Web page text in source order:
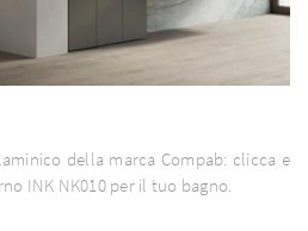
della marca Compab: clicca e
INK NK010 per il tuo bagno.